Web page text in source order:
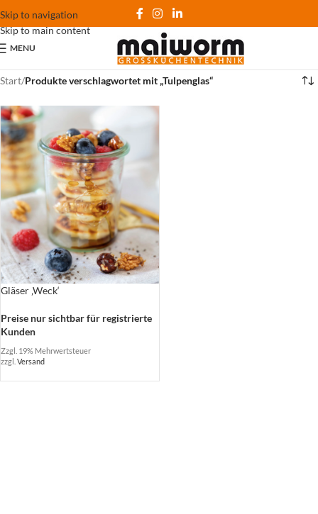
Skip to navigation
Skip to main content
MENU
Start/Produkte verschlagwortet mit „Tulpenglas“
Gläser ‚Weck‘
Preise nur sichtbar für registrierte
Kunden
Zzgl. 19% Mehrwertsteuer
zzgl. Versand